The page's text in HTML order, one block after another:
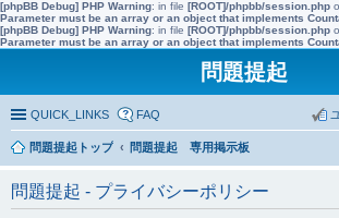
[phpBB Debug] PHP Warning: in file [ROOT]/phpbb/session.php
Parameter must be an array or an object that implements
[phpBB Debug] PHP Warning: in file [ROOT]/phpbb/session.php
Parameter must be an array or an object that implements
問題提起
QUICK_LINKS FAQ
問題提起トップ
問題提起 専用掲示板
問題提起 - プライバシーポリシー